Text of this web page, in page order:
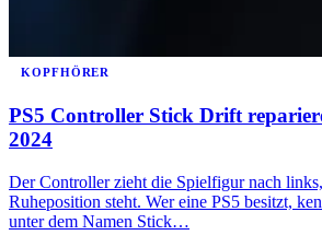
KOPFHÖRER
PS5 Controller Stick Drift
2024
Der Controller zieht die Spielfigur nach
Ruheposition steht. Wer eine PS5 besitzt,
unter dem Namen Stick…